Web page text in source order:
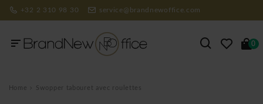
+32 2 310 98 30 service@brandnewoffice.com
0
Home Swopper tabouret avec roulettes